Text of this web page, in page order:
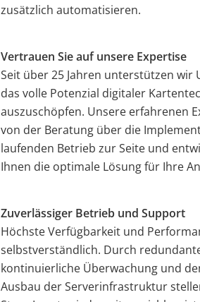
zusätzlich automatisieren.
Vertrauen Sie auf unsere Expertise
Seit über 25 Jahren unterstützen wir
das volle Potenzial digitaler
auszuschöpfen. Unsere erfahrenen
von der Beratung über die
laufenden Betrieb zur Seite und
Ihnen die optimale Lösung für Ihre
Zuverlässiger Betrieb und Support
Höchste Verfügbarkeit und
selbstverständlich. Durch
kontinuierliche Überwachung und
Ausbau der Serverinfrastruktur